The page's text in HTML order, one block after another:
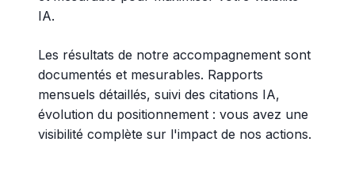
IA.
Les résultats de notre accompagnement sont
documentés et mesurables. Rapports
mensuels détaillés, suivi des citations IA,
évolution du positionnement : vous avez une
visibilité complète sur l'impact de nos actions.